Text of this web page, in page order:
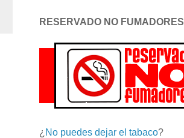
RESERVADO NO FUMADORES
¿ No puedes dejar el tabaco?